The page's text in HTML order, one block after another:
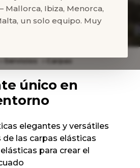
Ibiza, Menorca,
un solo equipo. Muy
Servicios Carpas
único en
elegantes y versátiles
de las carpas elásticas
para crear el